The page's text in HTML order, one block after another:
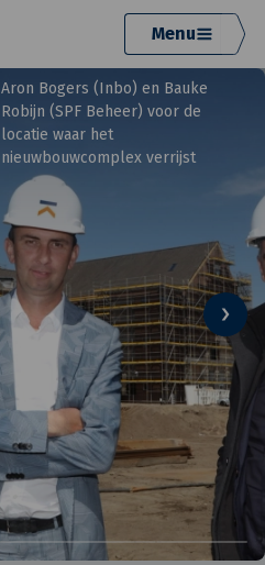
Menu
Aron Bogers (Inbo) en Bauke
Robijn (SPF Beheer) voor de
locatie waar het
nieuwbouwcomplex verrijst